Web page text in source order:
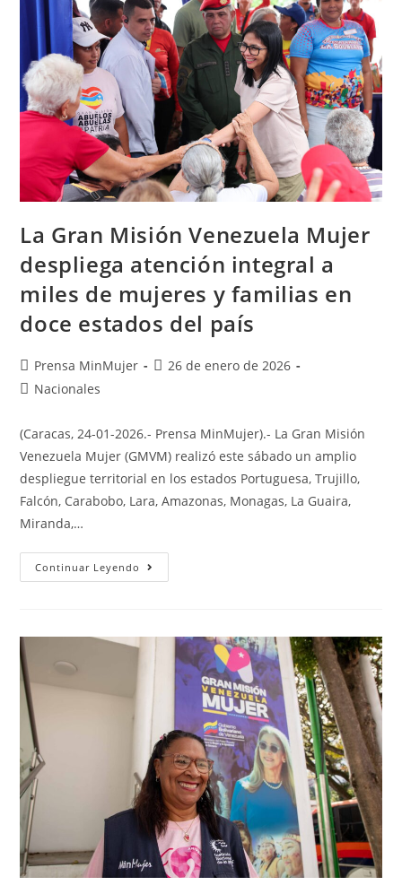
La Gran Misión Venezuela Mujer
despliega atención integral a
miles de mujeres y familias en
doce estados del país
Prensa MinMujer
26 de enero de 2026
Nacionales
(Caracas, 24-01-2026.- Prensa MinMujer).- La Gran Misión
Venezuela Mujer (GMVM) realizó este sábado un amplio
despliegue territorial en los estados Portuguesa, Trujillo,
Falcón, Carabobo, Lara, Amazonas, Monagas, La Guaira,
Miranda,…
Continuar Leyendo